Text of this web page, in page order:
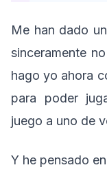
Me han dado
sinceramente
hago yo ahora
para poder
juego a uno de
Y he pensado